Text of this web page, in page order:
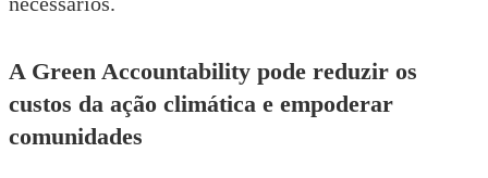
A Green Accountability pode reduzir os
custos da ação climática e empoderar
comunidades